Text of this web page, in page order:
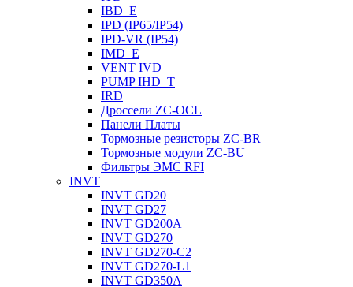
IBD_E
IPD (IP65/IP54)
IРD-VR (IP54)
IMD_E
VENT IVD
PUMP IHD_T
IRD
Дроссели ZC-OCL
Панели Платы
Тормозные резисторы ZC-BR
Тормозные модули ZC-BU
Фильтры ЭМС RFI
INVT
INVT GD20
INVT GD27
INVT GD200A
INVT GD270
INVT GD270-C2
INVT GD270-L1
INVT GD350A